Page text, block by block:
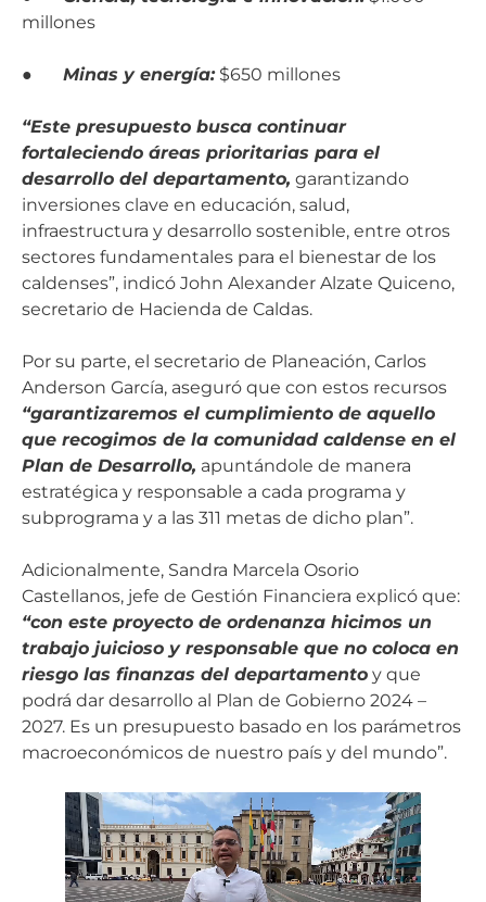
millones
● Minas y energía:$650 millones
“Este presupuesto busca continuar
fortaleciendo áreas prioritarias para el
desarrollo del departamento, garantizando
inversiones clave en educación, salud,
infraestructura y desarrollo sostenible, entre otros
sectores fundamentales para el bienestar de los
caldenses”, indicó John Alexander Alzate Quiceno,
secretario de Hacienda de Caldas.
Por su parte, el secretario de Planeación, Carlos
Anderson García, aseguró que con estos recursos
“garantizaremos el cumplimiento de aquello
que recogimos de la comunidad caldense en el
Plan de Desarrollo, apuntándole de manera
estratégica y responsable a cada programa y
subprograma y a las 311 metas de dicho plan”.
Adicionalmente, Sandra Marcela Osorio
Castellanos, jefe de Gestión Financiera explicó que:
“con este proyecto de ordenanza hicimos un
trabajo juicioso y responsable que no coloca en
riesgo las finanzas del departamento y que
podrá dar desarrollo al Plan de Gobierno 2024 –
2027. Es un presupuesto basado en los parámetros
macroeconómicos de nuestro país y del mundo”.